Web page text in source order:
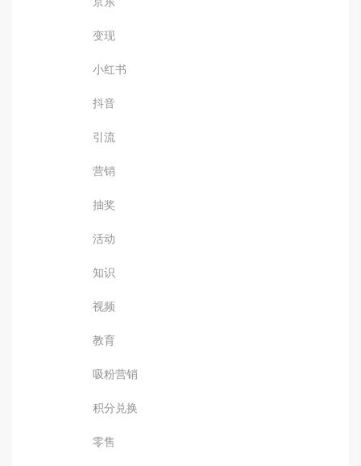
变现
小红书
抖音
引流
营销
抽奖
活动
知识
视频
教育
吸粉营销
积分兑换
零售